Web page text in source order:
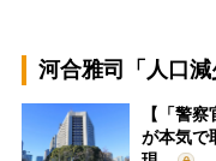
河合雅司「人口減
【「警
が本気で